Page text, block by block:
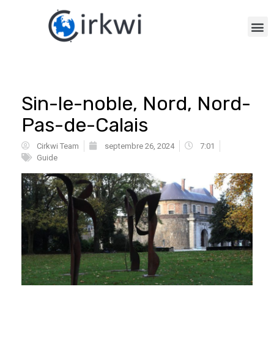
Sin-le-noble, Nord, Nord-
Pas-de-Calais
Cirkwi Team septembre 26, 2024
7:01
Guide